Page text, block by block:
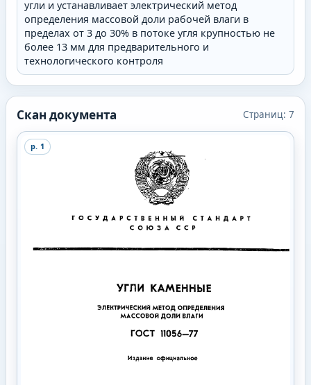
угли и устанавливает электрический метод
определения массовой доли рабочей влаги в
пределах от 3 до 30% в потоке угля крупностью не
более 13 мм для предварительного и
технологического контроля
Скан документа Страниц:7
p. 1